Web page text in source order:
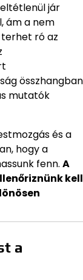
jár
ám a nem
ró az
összhangban
mutatók
és a
hogy a
fenn. A
kell
a